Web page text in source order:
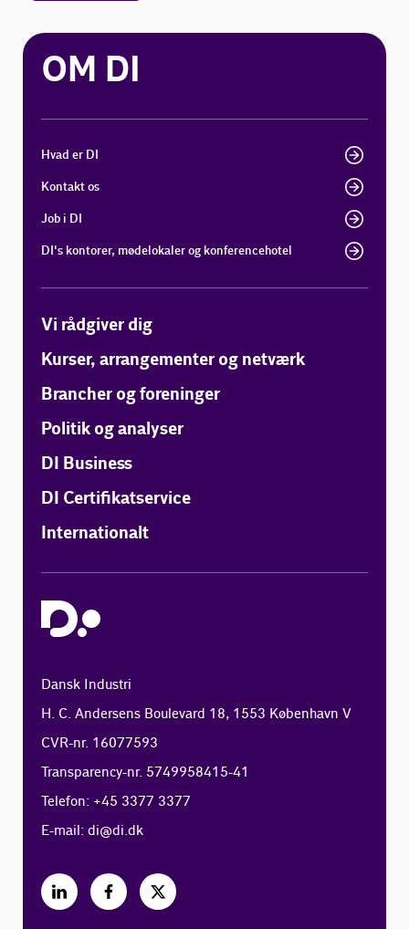
OM DI
Hvad er DI
Kontakt os
Job i DI
DI's kontorer, mødelokaler og konferencehotel
Vi rådgiver dig
Kurser, arrangementer og netværk
Brancher og foreninger
Politik og analyser
DI Business
DI Certifikatservice
Internationalt
Dansk Industri
H. C. Andersens Boulevard 18, 1553 København V
CVR-nr. 16077593
Transparency-nr. 5749958415-41
Telefon: +45 3377 3377
E-mail:di@di.dk